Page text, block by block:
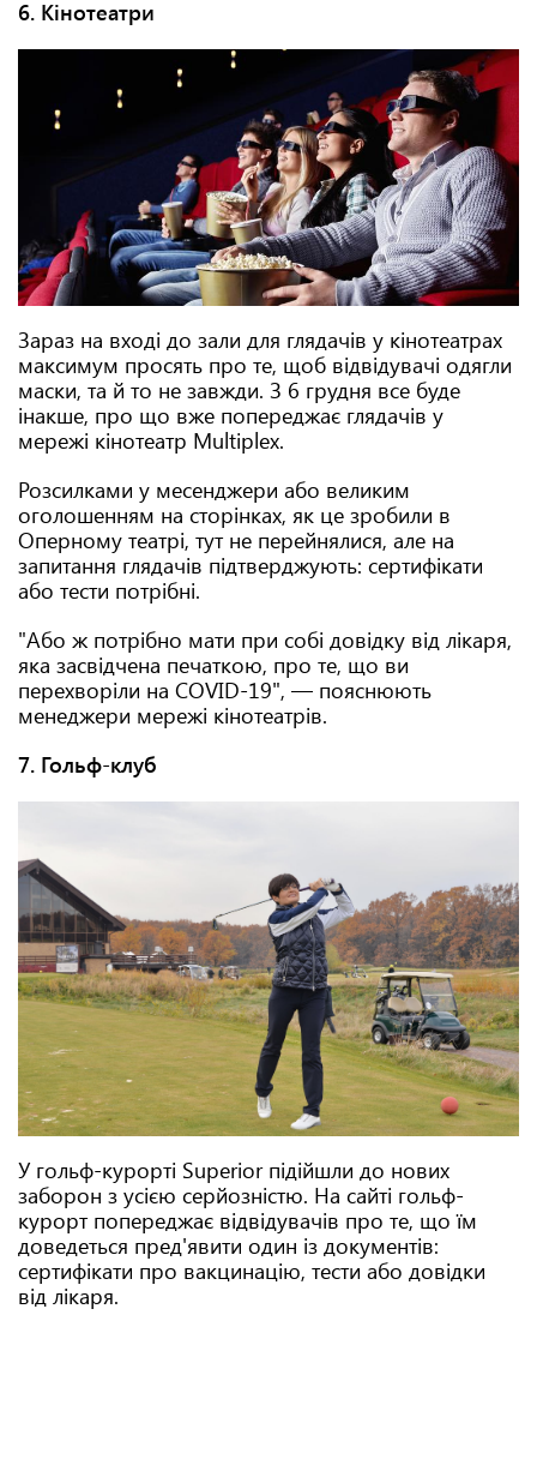
6. Кінотеатри
Зараз на вході до зали для глядачів у кінотеатрах
максимум просять про те, щоб відвідувачі одягли
маски, та й то не завжди. З 6 грудня все буде
інакше, про що вже попереджає глядачів у
мережі кінотеатр Multiplex.
Розсилками у месенджери або великим
оголошенням на сторінках, як це зробили в
Оперному театрі, тут не перейнялися, але на
запитання глядачів підтверджують: сертифікати
або тести потрібні.
"Або ж потрібно мати при собі довідку від лікаря,
яка засвідчена печаткою, про те, що ви
перехворіли на COVID-19", — пояснюють
менеджери мережі кінотеатрів.
7. Гольф-клуб
У гольф-курорті Superіor підійшли до нових
заборон з усією серйозністю. На сайті гольф-
курорт попереджає відвідувачів про те, що їм
доведеться пред'явити один із документів:
сертифікати про вакцинацію, тести або довідки
від лікаря.